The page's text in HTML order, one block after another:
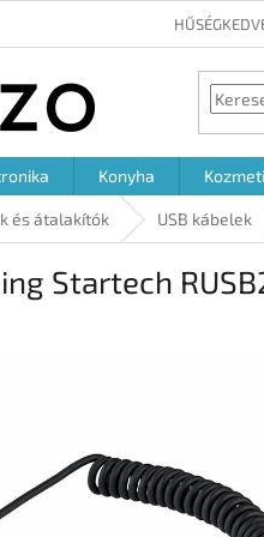
Konyha
és átalakítók USB kábelek
Startech